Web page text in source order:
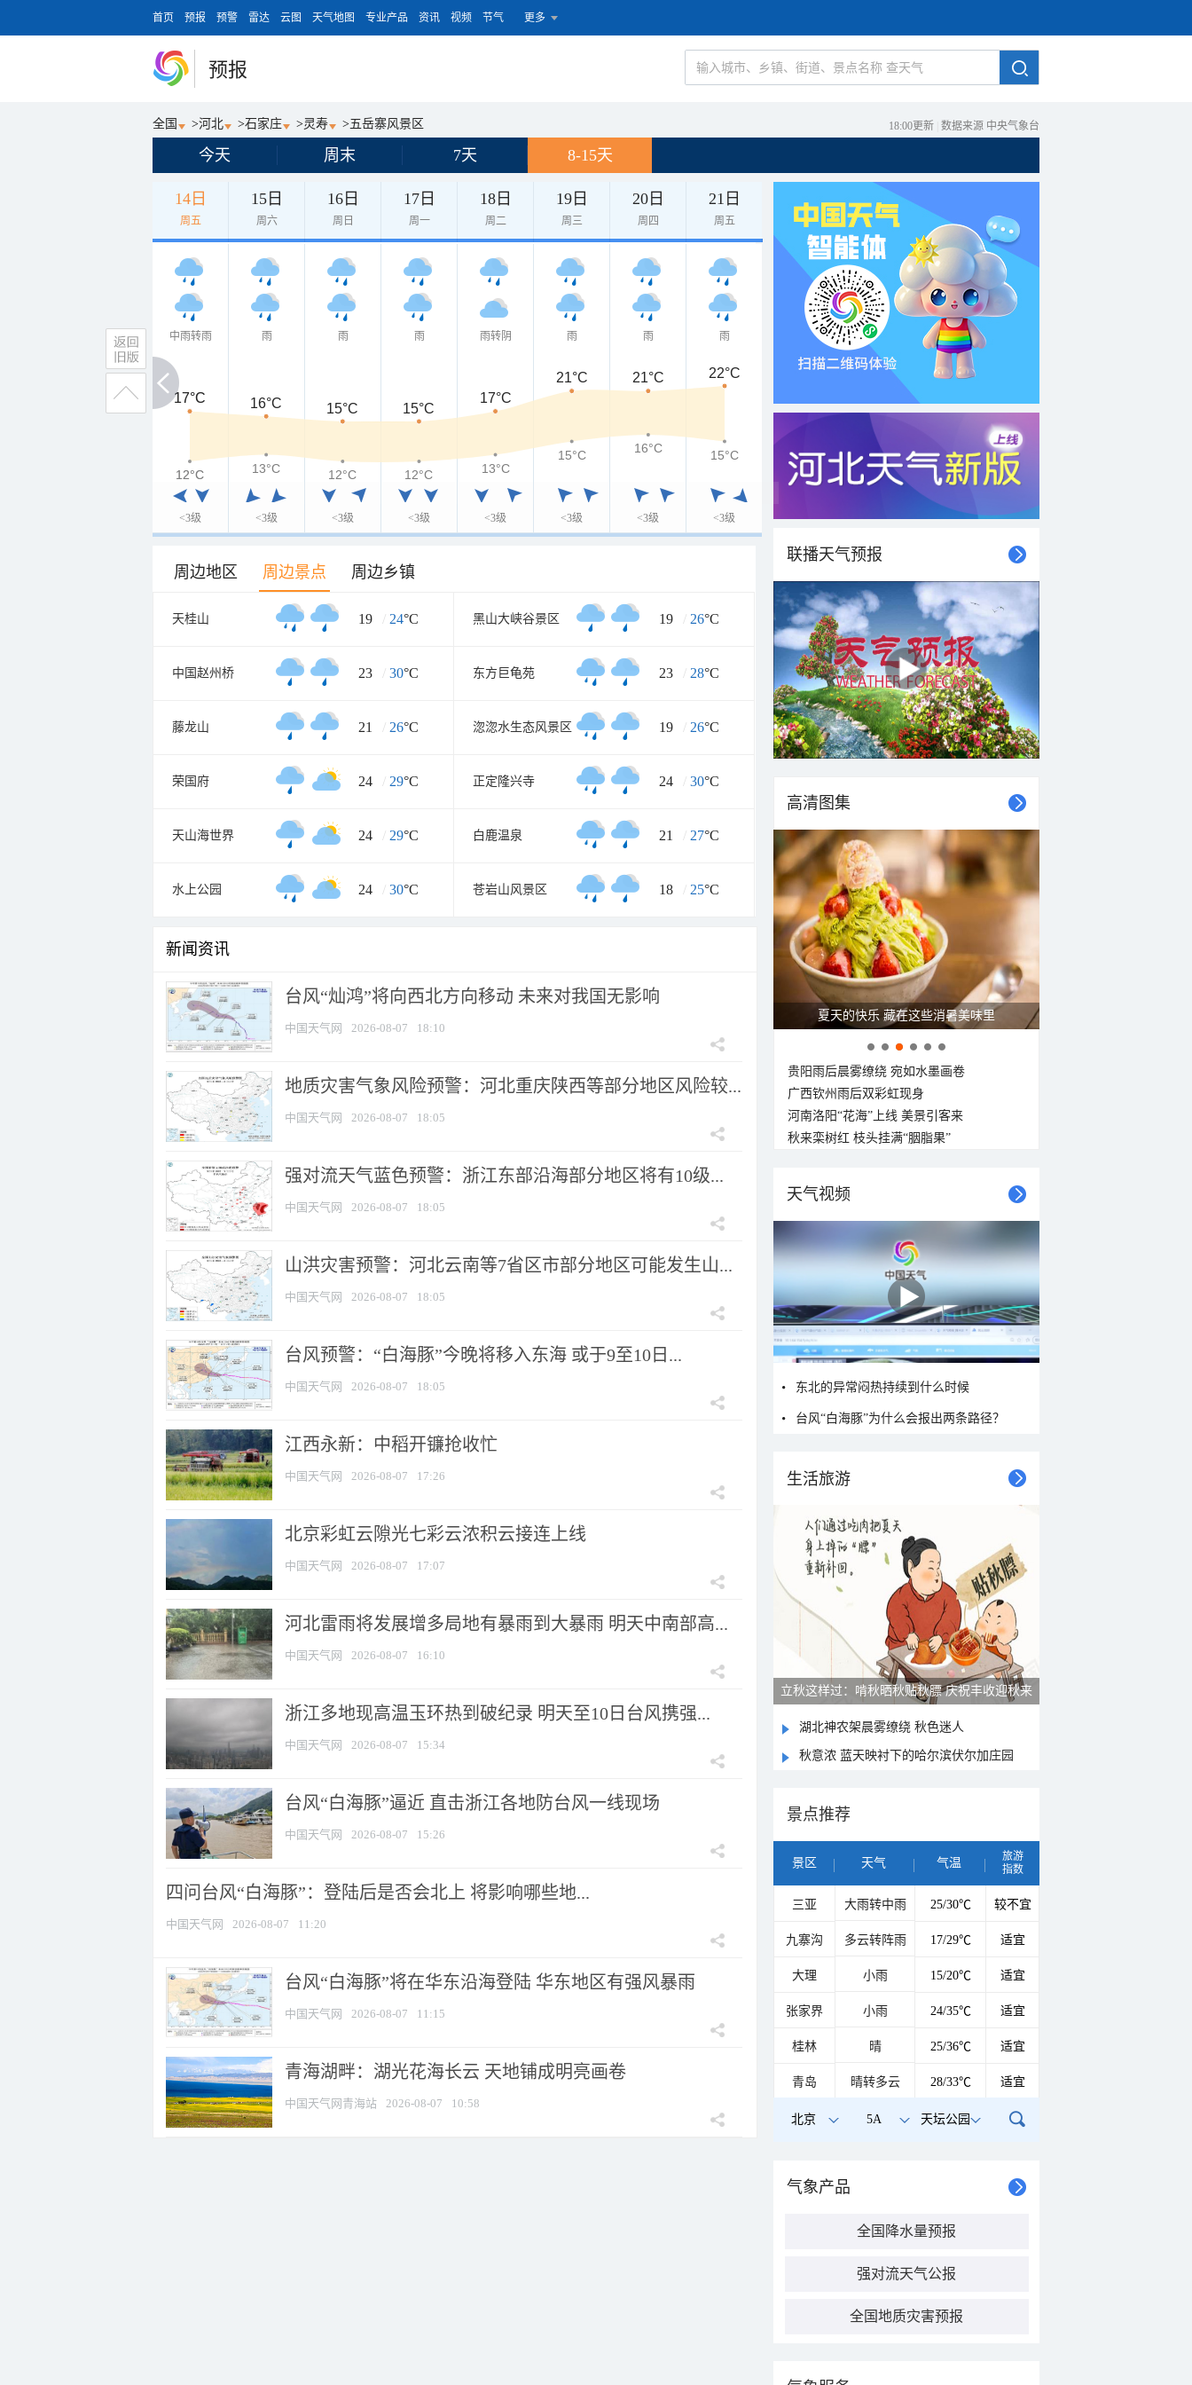
首页 预报 预警 雷达 云图 天气地图 专业产品 资讯 视频 节气 更多
预报
全国 >河北 >石家庄 >灵寿 >五岳寨风景区 18:00更新 数据来源 中央气象台
今天 周末 7天 8-15天
14日
周五
15日
周六
16日
周日
17日
周一
18日
周二
19日
周三
20日
周四
21日
周五
中雨转雨
<3级
雨
<3级
雨
<3级
雨
<3级
雨转阴
<3级
雨
<3级
雨
<3级
雨
<3级
17°C
17°C 16°C 15°C 15°C
17°C
21°C 21°C 22°C
12°C
12°C 13°C 12°C 12°C 13°C
15°C 16°C 15°C
周边地区 周边景点 周边乡镇
天桂山 19 / 24°C 黑山大峡谷景区 19 / 26°C
中国赵州桥 23 / 30°C 东方巨龟苑 23 / 28°C
藤龙山 21 / 26°C 淴淴水生态风景区 19 / 26°C
荣国府 24 / 29°C 正定隆兴寺 24 / 30°C
天山海世界 24 / 29°C 白鹿温泉 21 / 27°C
水上公园 24 / 30°C 苍岩山风景区 18 / 25°C
新闻资讯
台风“灿鸿”将向西北方向移动 未来对我国无影响
中国天气网 2026-08-07 18:10
地质灾害气象风险预警：河北重庆陕西等部分地区风险较...
中国天气网 2026-08-07 18:05
强对流天气蓝色预警：浙江东部沿海部分地区将有10级...
中国天气网 2026-08-07 18:05
山洪灾害预警：河北云南等7省区市部分地区可能发生山...
中国天气网 2026-08-07 18:05
台风预警：“白海豚”今晚将移入东海 或于9至10日...
中国天气网 2026-08-07 18:05
江西永新：中稻开镰抢收忙
中国天气网 2026-08-07 17:26
北京彩虹云隙光七彩云浓积云接连上线
中国天气网 2026-08-07 17:07
河北雷雨将发展增多局地有暴雨到大暴雨 明天中南部高...
中国天气网 2026-08-07 16:10
浙江多地现高温玉环热到破纪录 明天至10日台风携强...
中国天气网 2026-08-07 15:34
台风“白海豚”逼近 直击浙江各地防台风一线现场
中国天气网 2026-08-07 15:26
四问台风“白海豚”：登陆后是否会北上 将影响哪些地...
中国天气网 2026-08-07 11:20
台风“白海豚”将在华东沿海登陆 华东地区有强风暴雨
中国天气网 2026-08-07 11:15
青海湖畔：湖光花海长云 天地铺成明亮画卷
中国天气网青海站 2026-08-07 10:58
联播天气预报
高清图集
夏天的快乐 藏在这些消暑美味里
贵阳雨后晨雾缭绕 宛如水墨画卷
广西钦州雨后双彩虹现身
河南洛阳“花海”上线 美景引客来
秋来栾树红 枝头挂满“胭脂果”
天气视频
东北的异常闷热持续到什么时候
台风“白海豚”为什么会报出两条路径？
生活旅游
立秋这样过：啃秋晒秋贴秋膘 庆祝丰收迎秋来
湖北神农架晨雾缭绕 秋色迷人
秋意浓 蓝天映衬下的哈尔滨伏尔加庄园
景点推荐
景区 天气 气温
旅游
指数
三亚 大雨转中雨 25/30℃ 较不宜
九寨沟 多云转阵雨 17/29℃ 适宜
大理 小雨 15/20℃ 适宜
张家界 小雨 24/35℃ 适宜
桂林 晴 25/36℃ 适宜
青岛 晴转多云 28/33℃ 适宜
北京 5A 天坛公园
气象产品
全国降水量预报
强对流天气公报
全国地质灾害预报